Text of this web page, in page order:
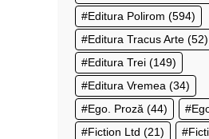
Editura Polirom (594)
Editura Tracus Arte (52)
Editura Trei (149)
Editura Vremea (34)
Ego. Proză (44)
Fiction Ltd (21)